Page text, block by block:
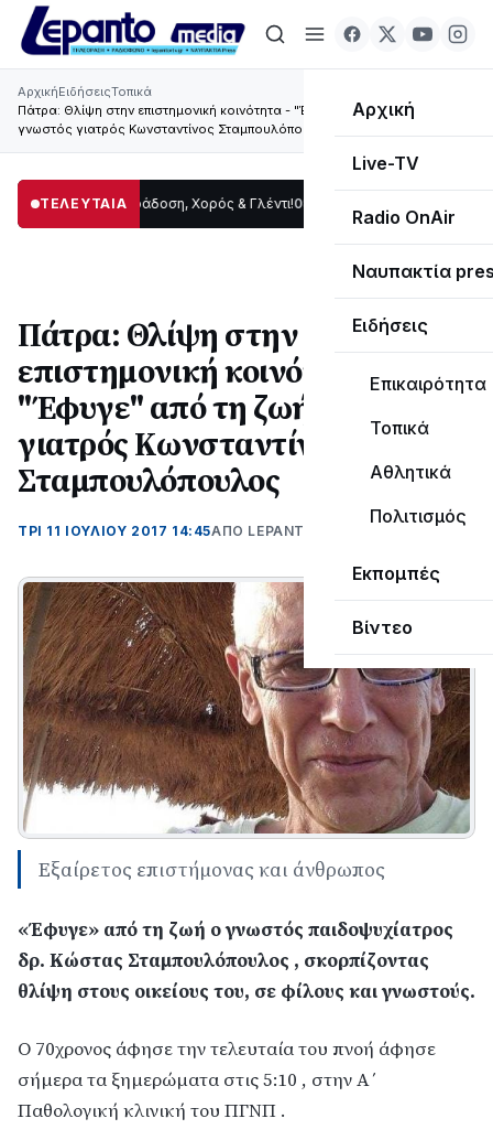
Αρχική
Live-TV
Radio OnAir
Ναυπακτία
Ειδήσεις
Επικαιρότητα
Τοπικά
Αθλητικά
Πολιτισμός
Εκπομπές
Βίντεο
ΑρχικήΕιδήσειςΤοπικά
Πάτρα: Θλίψη στην επιστημονική κοινότητα - "Έφυγε" από τη ζωή ο
γνωστός γιατρός Κωνσταντίνος Σταμπουλόπουλος
ΤΕΛΕΥΤΑΙΑ
Παράδοση, Χορός & Γλέντι!08:41 ΤΟ ΠΑΡΤΥ ΣΥΝΕΧΙΖΕΤΑΙ…
Πάτρα: Θλίψη στην
επιστημονική κοινότητα -
"Έφυγε" από τη ζωή ο γνωστός
γιατρός Κωνσταντίνος
Σταμπουλόπουλος
ΤΡΊ 11 ΙΟΥΛΊΟΥ 2017 14:45ΑΠΌ LEPANTO RTV
Eξαίρετος επιστήμονας και άνθρωπος
«Έφυγε» από τη ζωή ο γνωστός παιδοψυχίατρος
δρ. Κώστας Σταμπουλόπουλος , σκορπίζοντας
θλίψη στους οικείους του, σε φίλους και γνωστούς.
O 70χρονος άφησε την τελευταία του πνοή άφησε
σήμερα τα ξημερώματα στις 5:10 , στην Α΄
Παθολογική κλινική του ΠΓΝΠ .